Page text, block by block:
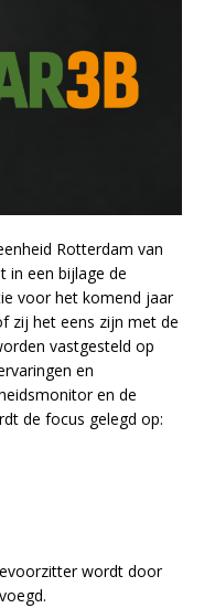
Rotterdam van
in een bijlage de
voor het komend jaar
zij het eens zijn met de
vastgesteld op
en
en de
de focus gelegd op:
wordt door